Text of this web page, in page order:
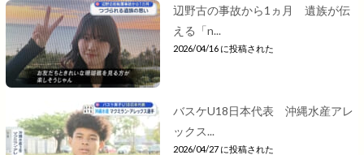
辺野古の事故から1ヵ月 遺族が伝
える「n...
2026/04/16 に投稿された
バスケU18日本代表 沖縄水産アレ
ックス...
2026/04/27 に投稿された